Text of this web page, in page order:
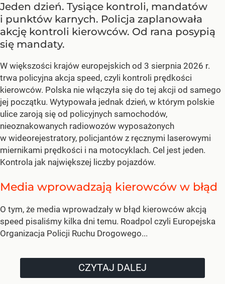
Jeden dzień. Tysiące kontroli, mandatów
i punktów karnych. Policja zaplanowała
akcję kontroli kierowców. Od rana posypią
się mandaty.
W większości krajów europejskich od 3 sierpnia 2026 r.
trwa policyjna akcja speed, czyli kontroli prędkości
kierowców. Polska nie włączyła się do tej akcji od samego
jej początku. Wytypowała jednak dzień, w którym polskie
ulice zaroją się od policyjnych samochodów,
nieoznakowanych radiowozów wyposażonych
w wideorejestratory, policjantów z ręcznymi laserowymi
miernikami prędkości i na motocyklach. Cel jest jeden.
Kontrola jak największej liczby pojazdów.
Media wprowadzają kierowców w błąd
O tym, że media wprowadzały w błąd kierowców akcją
speed pisaliśmy kilka dni temu. Roadpol czyli Europejska
Organizacja Policji Ruchu Drogowego...
CZYTAJ DALEJ